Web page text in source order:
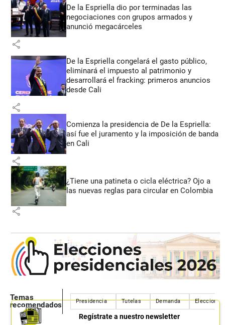
De la Espriella dio por terminadas las
negociaciones con grupos armados y
anunció megacárceles
share
De la Espriella congelará el gasto público,
eliminará el impuesto al patrimonio y
desarrollará el fracking: primeros anuncios
desde Cali
share
Comienza la presidencia de De la Espriella:
así fue el juramento y la imposición de banda
en Cali
share
¿Tiene una patineta o cicla eléctrica? Ojo a
las nuevas reglas para circular en Colombia
share
Temas
recomendados
Presidencia Tutelas Demanda Elecciones
Regístrate a nuestro newsletter